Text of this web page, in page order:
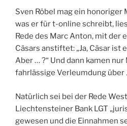
Sven Röbel mag ein honoriger
was er für t-online schreibt,
Rede des Marc Anton, mit der
Cäsars anstiftet: „Ja, Cäsar ist
Aber … ?“ Und dann kamen
fahrlässige Verleumdung über
Natürlich sei bei der Rede
Liechtensteiner Bank LGT
gewesen und die Einnahmen